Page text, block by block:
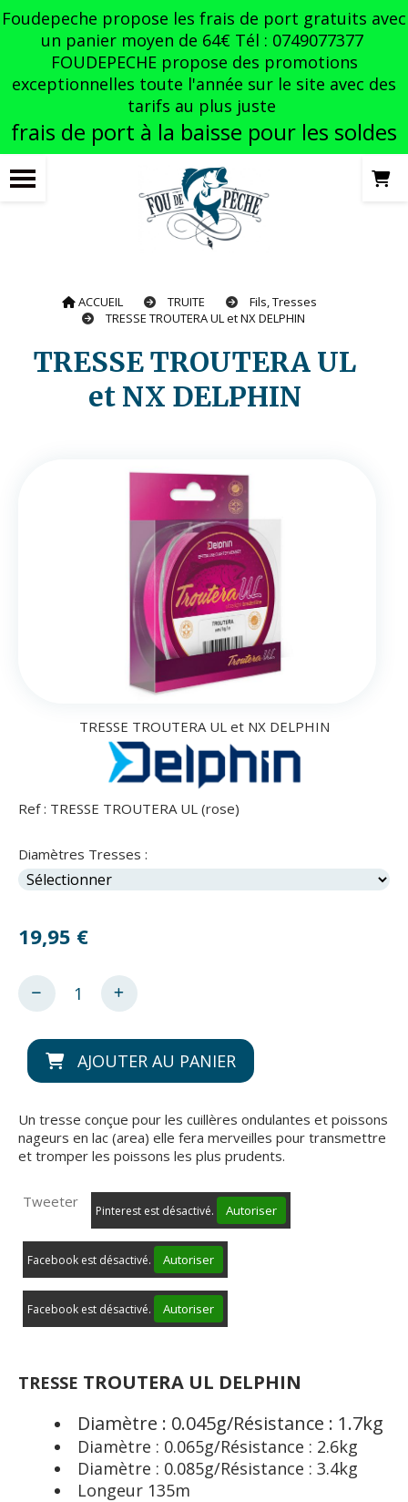
Foudepeche propose les frais de port gratuits avec
un panier moyen de 64€ Tél : 0749077377
FOUDEPECHE propose des promotions
exceptionnelles toute l'année sur le site avec des
tarifs au plus juste
frais de port à la baisse pour les soldes
ACCUEIL TRUITE
Fils, Tresses
TRESSE TROUTERA UL et NX DELPHIN
TRESSE TROUTERA UL
et NX DELPHIN
TRESSE TROUTERA UL et NX DELPHIN
Ref : TRESSE TROUTERA UL (rose)
Diamètres Tresses :
19,95 €
AJOUTER AU PANIER
Un tresse conçue pour les cuillères ondulantes et poissons
nageurs en lac (area) elle fera merveilles pour transmettre
et tromper les poissons les plus prudents.
Tweeter
Pinterest est désactivé. Autoriser
Facebook est désactivé. Autoriser
Facebook est désactivé. Autoriser
TRESSE TROUTERA UL DELPHIN
Diamètre : 0.045g/Résistance : 1.7kg
Diamètre : 0.065g/Résistance : 2.6kg
Diamètre : 0.085g/Résistance : 3.4kg
Longeur 135m